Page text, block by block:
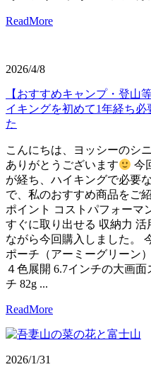
ReadMore
2026/4/8
【おすすめキャンプ・登山
イキングを初めて1年経ち
た
こんにちは、ヨッシーのシ
ありがとうございます
今
が経ち、ハイキングで必要
で、私のおすすめ商品をご
ポイント コストパフォーマ
すぐに取り出せる 収納力 活
ながら今回購入しました。
ポーチ（アーミーグリーン
４色展開 6.7インチの大画
チ 82g ...
ReadMore
2026/1/31